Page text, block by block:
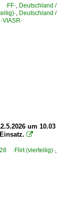
·FF·, Deutschland /
, Deutschland /
um 10.03

·Flirt (vierteilig)·,